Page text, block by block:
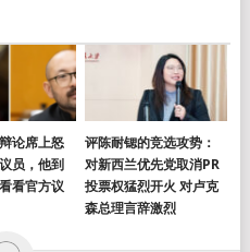
论席上怒
员，他到
看官方议
评陈耐锶的竞选攻势：
对新西兰优先党取消PR
投票权猛烈开火 对卢克
森总理言辞激烈